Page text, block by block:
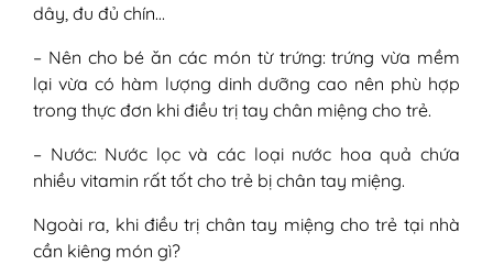
dây, đu đủ chín…
– Nên cho bé ăn các món từ trứng: trứng vừa mềm
lại vừa có hàm lượng dinh dưỡng cao nên phù hợp
trong thực đơn khi điều trị tay chân miệng cho trẻ.
– Nước: Nước lọc và các loại nước hoa quả chứa
nhiều vitamin rất tốt cho trẻ bị chân tay miệng.
Ngoài ra, khi điều trị chân tay miệng cho trẻ tại nhà
cần kiêng món gì?